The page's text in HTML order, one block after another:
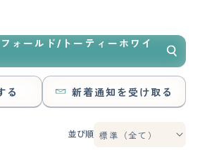
ォールド/トーティーホワイ
る 新着通知を受け取る
並び順